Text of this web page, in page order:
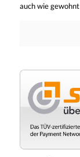
auch wie gewohnt